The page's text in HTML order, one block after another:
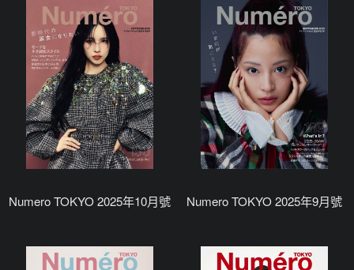
Numero TOKYO 2025年10月號 Numero TOKYO 2025年9月號